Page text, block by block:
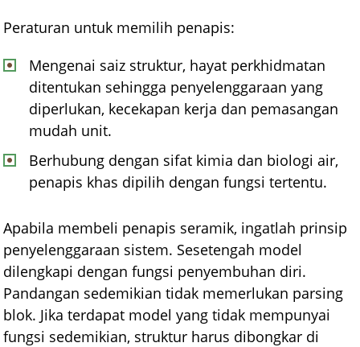
Peraturan untuk memilih penapis:
Mengenai saiz struktur, hayat perkhidmatan
ditentukan sehingga penyelenggaraan yang
diperlukan, kecekapan kerja dan pemasangan
mudah unit.
Berhubung dengan sifat kimia dan biologi air,
penapis khas dipilih dengan fungsi tertentu.
Apabila membeli penapis seramik, ingatlah prinsip
penyelenggaraan sistem. Sesetengah model
dilengkapi dengan fungsi penyembuhan diri.
Pandangan sedemikian tidak memerlukan parsing
blok. Jika terdapat model yang tidak mempunyai
fungsi sedemikian, struktur harus dibongkar di